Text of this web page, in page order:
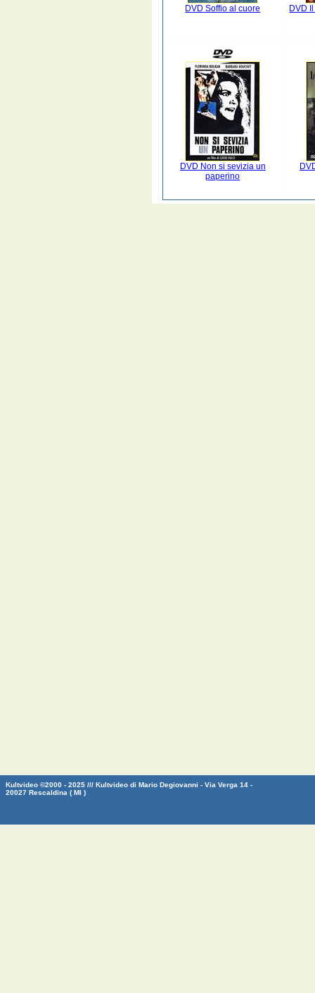
DVD Soffio al cuore DVD
DVD Non si sevizia un
paperino
Kultvideo ©2000 - 2025 /// Kultvideo di Mario Degiovanni - Via Verga 14 -
20027 Rescaldina ( MI )